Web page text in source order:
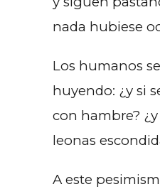
nada hubiese
Los humanos
huyendo: ¿y si
con hambre?
leonas
A este